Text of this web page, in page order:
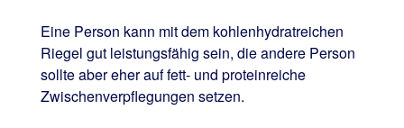
Eine Person kann mit dem kohlenhydratreichen
Riegel gut leistungsfähig sein, die andere Person
sollte aber eher auf fett- und proteinreiche
Zwischenverpflegungen setzen.